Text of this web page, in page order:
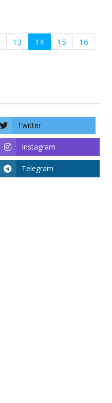
13 14 15
16
Twitter
Instagram
Telegram